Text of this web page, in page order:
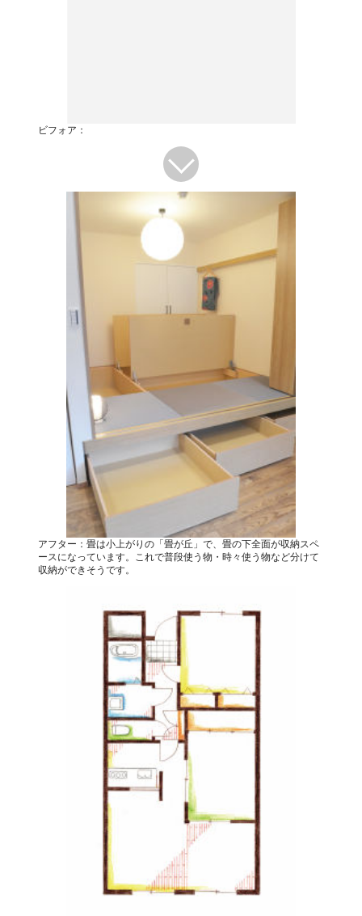
ビフォア：
アフター：畳は小上がりの「畳が丘」で、畳の下全面が収納スペ
ースになっています。これで普段使う物・時々使う物など分けて
収納ができそうです。